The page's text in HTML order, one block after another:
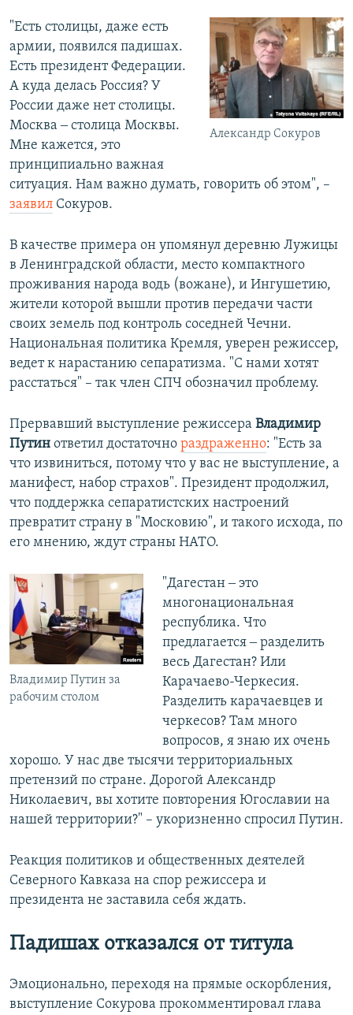
Александр Сокуров
"Есть столицы, даже есть
армии, появился падишах.
Есть президент Федерации.
А куда делась Россия? У
России даже нет столицы.
Москва ‒ столица Москвы.
Мне кажется, это
принципиально важная
ситуация. Нам важно думать, говорить об этом", –
заявил Сокуров.
В качестве примера он упомянул деревню Лужицы
в Ленинградской области, место компактного
проживания народа водь (вожане), и Ингушетию,
жители которой вышли против передачи части
своих земель под контроль соседней Чечни.
Национальная политика Кремля, уверен режиссер,
ведет к нарастанию сепаратизма. "С нами хотят
расстаться" – так член СПЧ обозначил проблему.
Прервавший выступление режиссера Владимир
Путин ответил достаточно раздраженно: "Есть за
что извиниться, потому что у вас не выступление, а
манифест, набор страхов". Президент продолжил,
что поддержка сепаратистских настроений
превратит страну в "Московию", и такого исхода, по
его мнению, ждут страны НАТО.
Владимир Путин за
рабочим столом
"Дагестан ‒ это
многонациональная
республика. Что
предлагается ‒ разделить
весь Дагестан? Или
Карачаево-Черкесия.
Разделить карачаевцев и
черкесов? Там много
вопросов, я знаю их очень
хорошо. У нас две тысячи территориальных
претензий по стране. Дорогой Александр
Николаевич, вы хотите повторения Югославии на
нашей территории?" – укоризненно спросил Путин.
Реакция политиков и общественных деятелей
Северного Кавказа на спор режиссера и
президента не заставила себя ждать.
Падишах отказался от титула
Эмоционально, переходя на прямые оскорбления,
выступление Сокурова прокомментировал глава